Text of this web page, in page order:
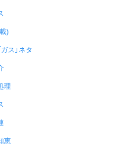
)
ス」ネタ
理
恵